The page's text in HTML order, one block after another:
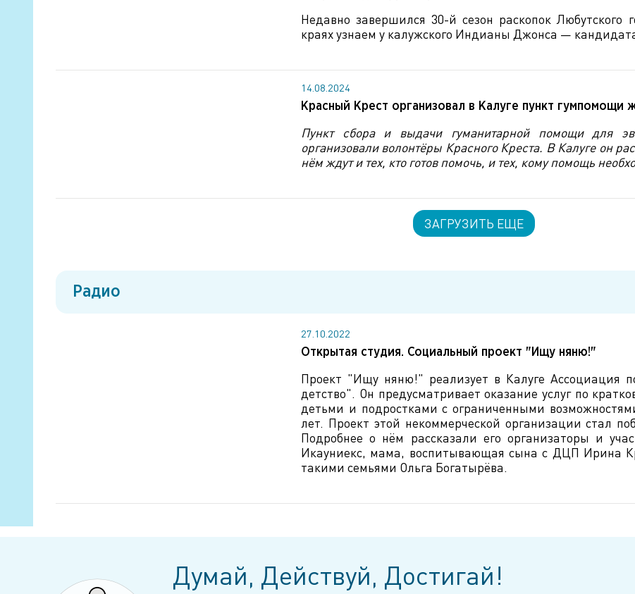
Недавно завершился 30-й сезон раскопок
краях узнаем у калужского Индианы Джонса —
14.08.2024
Красный Крест организовал в Калуге пункт гумпомощи
Пункт сбора и выдачи гуманитарной помощи для
организовали волонтёры Красного Креста. В Калуге он
нём ждут и тех, кто готов помочь, и тех, кому помощь
ЗАГРУЗИТЬ ЕЩЕ
Радио
27.10.2022
Открытая студия. Социальный проект "Ищу няню!"
Проект "Ищу няню!" реализует в Калуге Ассоциация
детство". Он предусматривает оказание услуг по
детьми и подростками с ограниченными
лет. Проект этой некоммерческой организации стал
Подробнее о нём рассказали его организаторы и
Икауниекс, мама, воспитывающая сына с ДЦП Ирина
такими семьями Ольга Богатырёва.
Думай, Действуй, Достигай!